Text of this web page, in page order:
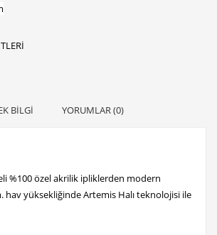
BILGI YORUMLAR (0)
%100 özel akrilik ipliklerden modern
hav yüksekliğinde Artemis Halı teknolojisi ile